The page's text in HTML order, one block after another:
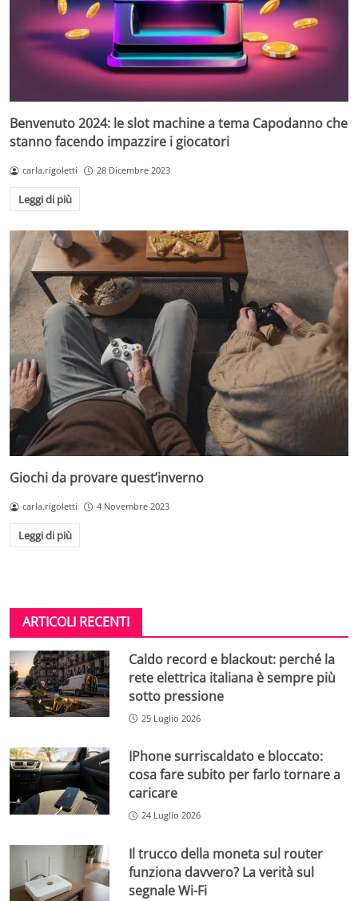
Benvenuto 2024: le slot machine a tema Capodanno che
stanno facendo impazzire i giocatori
carla.rigoletti 28 Dicembre 2023
Leggi di più
Giochi da provare quest’inverno
carla.rigoletti 4 Novembre 2023
Leggi di più
ARTICOLI RECENTI
Caldo record e blackout: perché la
rete elettrica italiana è sempre più
sotto pressione
25 Luglio 2026
IPhone surriscaldato e bloccato:
cosa fare subito per farlo tornare a
caricare
24 Luglio 2026
Il trucco della moneta sul router
funziona davvero? La verità sul
segnale Wi-Fi